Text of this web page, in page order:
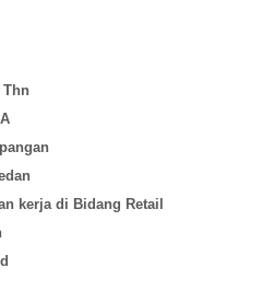
Thn
kerja di Bidang Retail